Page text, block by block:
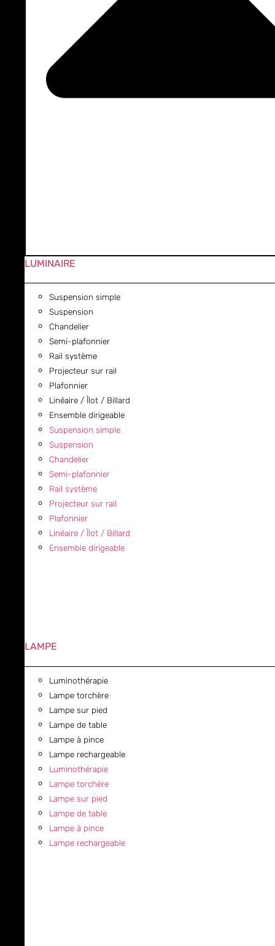
LUMINAIRE
Suspension simple
Suspension
Chandelier
Semi-plafonnier
Rail système
Projecteur sur rail
Plafonnier
Linéaire / Îlot / Billard
Ensemble dirigeable
Suspension simple
Suspension
Chandelier
Semi-plafonnier
Rail système
Projecteur sur rail
Plafonnier
Linéaire / Îlot / Billard
Ensemble dirigeable
LAMPE
Luminothérapie
Lampe torchère
Lampe sur pied
Lampe de table
Lampe à pince
Lampe rechargeable
Luminothérapie
Lampe torchère
Lampe sur pied
Lampe de table
Lampe à pince
Lampe rechargeable